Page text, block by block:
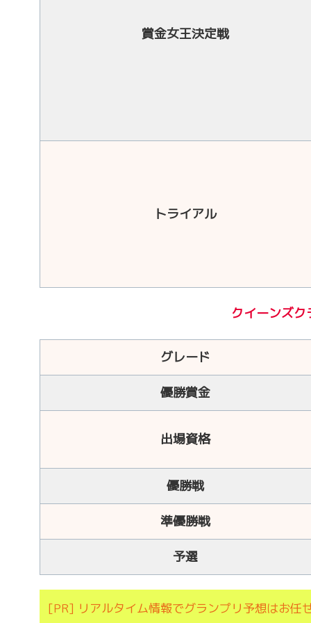
賞金女王決定戦
トライアル
クイーンズ
グレード
優勝賞金
出場資格
優勝戦
準優勝戦
予選
[PR] リアルタイム情報でグランプリ予想はお任